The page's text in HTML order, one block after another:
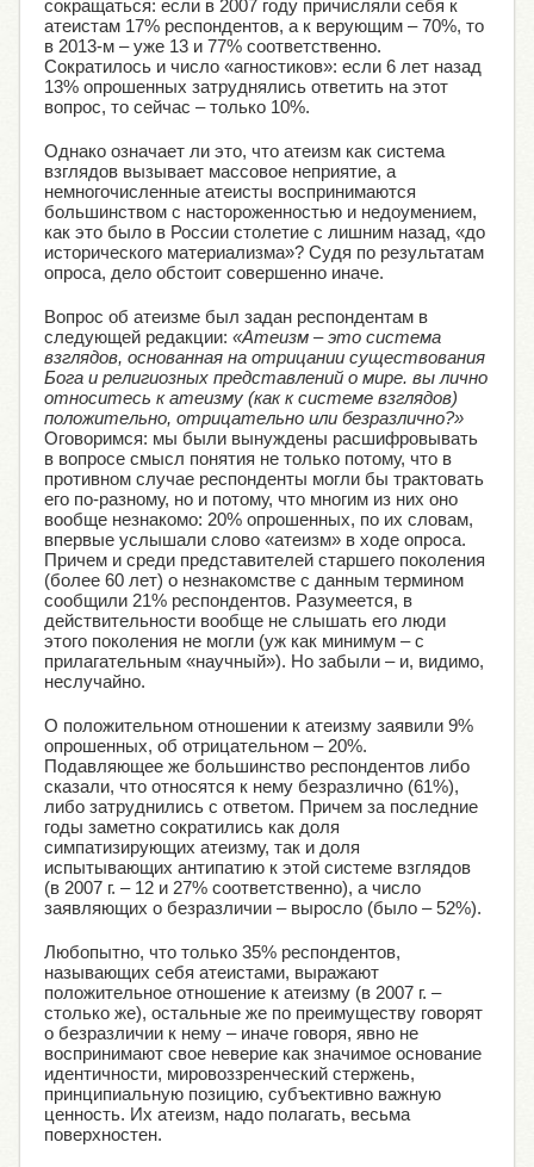
сокращаться: если в 2007 году причисляли себя к
атеистам 17% респондентов, а к верующим – 70%, то
в 2013-м – уже 13 и 77% соответственно.
Сократилось и число «агностиков»: если 6 лет назад
13% опрошенных затруднялись ответить на этот
вопрос, то сейчас – только 10%.
Однако означает ли это, что атеизм как система
взглядов вызывает массовое неприятие, а
немногочисленные атеисты воспринимаются
большинством с настороженностью и недоумением,
как это было в России столетие с лишним назад, «до
исторического материализма»? Судя по результатам
опроса, дело обстоит совершенно иначе.
Вопрос об атеизме был задан респондентам в
следующей редакции: «Атеизм – это система
взглядов, основанная на отрицании существования
Бога и религиозных представлений о мире. вы лично
относитесь к атеизму (как к системе взглядов)
положительно, отрицательно или безразлично?»
Оговоримся: мы были вынуждены расшифровывать
в вопросе смысл понятия не только потому, что в
противном случае респонденты могли бы трактовать
его по-разному, но и потому, что многим из них оно
вообще незнакомо: 20% опрошенных, по их словам,
впервые услышали слово «атеизм» в ходе опроса.
Причем и среди представителей старшего поколения
(более 60 лет) о незнакомстве с данным термином
сообщили 21% респондентов. Разумеется, в
действительности вообще не слышать его люди
этого поколения не могли (уж как минимум – с
прилагательным «научный»). Но забыли – и, видимо,
неслучайно.
О положительном отношении к атеизму заявили 9%
опрошенных, об отрицательном – 20%.
Подавляющее же большинство респондентов либо
сказали, что относятся к нему безразлично (61%),
либо затруднились с ответом. Причем за последние
годы заметно сократились как доля
симпатизирующих атеизму, так и доля
испытывающих антипатию к этой системе взглядов
(в 2007 г. – 12 и 27% соответственно), а число
заявляющих о безразличии – выросло (было – 52%).
Любопытно, что только 35% респондентов,
называющих себя атеистами, выражают
положительное отношение к атеизму (в 2007 г. –
столько же), остальные же по преимуществу говорят
о безразличии к нему – иначе говоря, явно не
воспринимают свое неверие как значимое основание
идентичности, мировоззренческий стержень,
принципиальную позицию, субъективно важную
ценность. Их атеизм, надо полагать, весьма
поверхностен.